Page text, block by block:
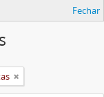
Fechar